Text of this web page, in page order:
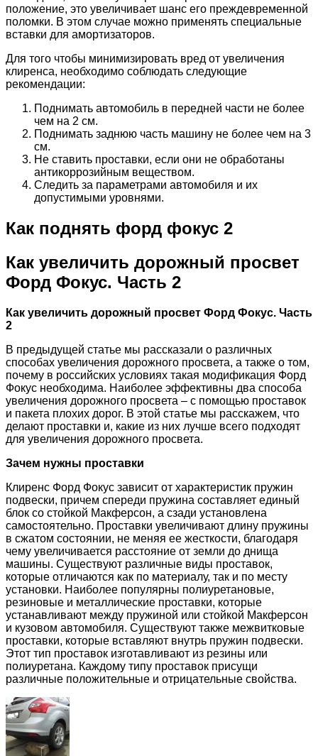
положение, это увеличивает шанс его преждевременной
поломки. В этом случае можно применять специальные
вставки для амортизаторов.
Для того чтобы минимизировать вред от увеличения
клиренса, необходимо соблюдать следующие
рекомендации:
Поднимать автомобиль в передней части не более
чем на 2 см.
Поднимать заднюю часть машину не более чем на 3
см.
Не ставить проставки, если они не обработаны
антикоррозийным веществом.
Следить за параметрами автомобиля и их
допустимыми уровнями.
Как поднять форд фокус 2
Как увеличить дорожный просвет
Форд Фокус. Часть 2
Как увеличить дорожный просвет Форд Фокус. Часть
2
В предыдущей статье мы рассказали о различных
способах увеличения дорожного просвета, а также о том,
почему в российских условиях такая модификация Форд
Фокус необходима. Наиболее эффективны два способа
увеличения дорожного просвета – с помощью проставок
и пакета плохих дорог. В этой статье мы расскажем, что
делают проставки и, какие из них лучше всего подходят
для увеличения дорожного просвета.
Зачем нужны проставки
Клиренс Форд Фокус зависит от характеристик пружин
подвески, причем спереди пружина составляет единый
блок со стойкой Макферсон, а сзади установлена
самостоятельно. Проставки увеличивают длину пружины
в сжатом состоянии, не меняя ее жесткости, благодаря
чему увеличивается расстояние от земли до днища
машины. Существуют различные виды проставок,
которые отличаются как по материалу, так и по месту
установки. Наиболее популярны полиуретановые,
резиновые и металлические проставки, которые
устанавливают между пружиной или стойкой Макферсон
и кузовом автомобиля. Существуют также межвитковые
проставки, которые вставляют внутрь пружин подвески.
Этот тип проставок изготавливают из резины или
полиуретана. Каждому типу проставок присущи
различные положительные и отрицательные свойства.